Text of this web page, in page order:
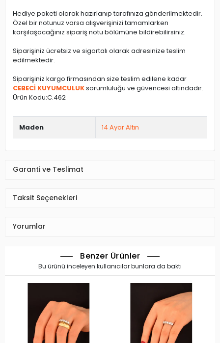
Hediye paketi olarak hazırlanıp tarafınıza gönderilmektedir.
Özel bir notunuz varsa alışverişinizi tamamlarken
karşılaşacağınız sipariş notu bölümüne bildirebilirsiniz.
Siparişiniz ücretsiz ve sigortalı olarak adresinize teslim
edilmektedir.
Siparişiniz kargo firmasından size teslim edilene kadar
CEBECİ KUYUMCULUKsorumluluğu ve güvencesi altındadır.
Ürün Kodu:C.462
Maden 14 Ayar Altın
Garanti ve Teslimat
Taksit Seçenekleri
Yorumlar
Benzer Ürünler
Bu ürünü inceleyen kullanıcılar bunlara da baktı